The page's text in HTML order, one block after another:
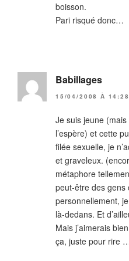
boisson.
Pari risqué donc…
Babillages
15/04/2008 À 14:28
Je suis jeune
l’espère) et cette
filée sexuelle, je
et graveleux.
métaphore
peut-être des gens
personnellement,
là-dedans. Et
Mais j’aimerais
ça, juste pour rire